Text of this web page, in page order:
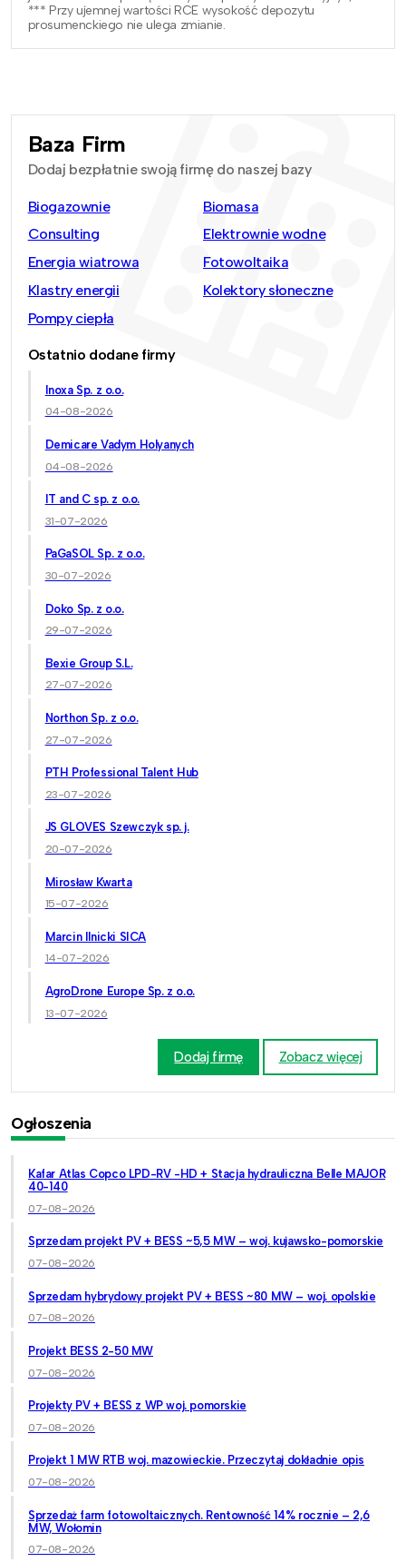
*** Przy ujemnej wartości RCE wysokość depozytu
prosumenckiego nie ulega zmianie.
Baza Firm
Dodaj bezpłatnie swoją firmę do naszej bazy
Biogazownie
Biomasa
Consulting
Elektrownie wodne
Energia wiatrowa
Fotowoltaika
Klastry energii
Kolektory słoneczne
Pompy ciepła
Ostatnio dodane firmy
Inoxa Sp. z o.o.
04-08-2026
Demicare Vadym Holyanych
04-08-2026
IT and C sp. z o.o.
31-07-2026
PaGaSOL Sp. z o.o.
30-07-2026
Doko Sp. z o.o.
29-07-2026
Bexie Group S.L.
27-07-2026
Northon Sp. z o.o.
27-07-2026
PTH Professional Talent Hub
23-07-2026
JS GLOVES Szewczyk sp. j.
20-07-2026
Mirosław Kwarta
15-07-2026
Marcin Ilnicki SICA
14-07-2026
AgroDrone Europe Sp. z o.o.
13-07-2026
Dodaj firmę Zobacz więcej
Ogłoszenia
Kafar Atlas Copco LPD-RV -HD + Stacja hydrauliczna Belle MAJOR
40-140
07-08-2026
Sprzedam projekt PV + BESS ~5,5 MW – woj. kujawsko-pomorskie
07-08-2026
Sprzedam hybrydowy projekt PV + BESS ~80 MW – woj. opolskie
07-08-2026
Projekt BESS 2-50 MW
07-08-2026
Projekty PV + BESS z WP woj. pomorskie
07-08-2026
Projekt 1 MW RTB woj. mazowieckie. Przeczytaj dokładnie opis
07-08-2026
Sprzedaż farm fotowoltaicznych. Rentowność 14% rocznie – 2,6
MW, Wołomin
07-08-2026